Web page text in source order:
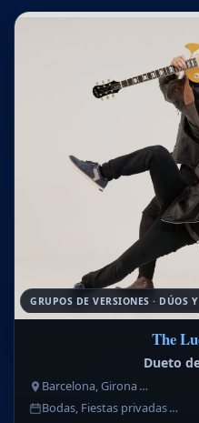
GRUPOS DE VERSIONES · DÚOS
The
Dueto
Barcelona, Girona …
Bodas, Fiestas privadas …